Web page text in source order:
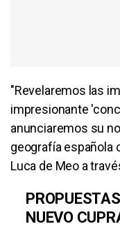
"Revelaremos las
impresionante
anunciaremos su
geografía española
Luca de Meo a
NUEVO